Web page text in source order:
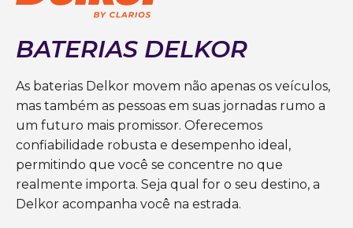
BATERIAS DELKOR
As baterias Delkor movem não apenas os veículos,
mas também as pessoas em suas jornadas rumo a
um futuro mais promissor. Oferecemos
confiabilidade robusta e desempenho ideal,
permitindo que você se concentre no que
realmente importa. Seja qual for o seu destino, a
Delkor acompanha você na estrada.